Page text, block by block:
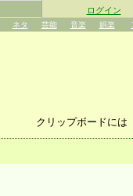
ログイン
ネタ 芸能 音楽 娯楽
クリップボードには